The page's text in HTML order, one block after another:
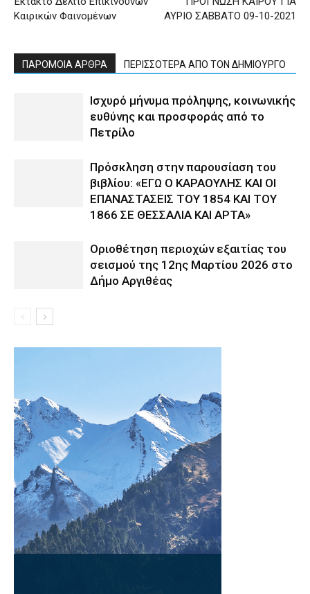
Καιρικών Φαινομένων
ΑΥΡΙΟ ΣΑΒΒΑΤΟ 09-10-2021
ΠΑΡΟΜΟΙΑ ΑΡΘΡΑ ΠΕΡΙΣΣΟΤΕΡΑ ΑΠΟ ΤΟΝ ΔΗΜΙΟΥΡΓΟ
Ισχυρό μήνυμα πρόληψης, κοινωνικής
ευθύνης και προσφοράς από το
Πετρίλο
Πρόσκληση στην παρουσίαση του
βιβλίου: «ΕΓΩ Ο ΚΑΡΑΟΥΛΗΣ ΚΑΙ ΟΙ
ΕΠΑΝΑΣΤΑΣΕΙΣ ΤΟΥ 1854 ΚΑΙ ΤΟΥ
1866 ΣΕ ΘΕΣΣΑΛΙΑ ΚΑΙ ΑΡΤΑ»
Οριοθέτηση περιοχών εξαιτίας του
σεισμού της 12ης Μαρτίου 2026 στο
Δήμο Αργιθέας